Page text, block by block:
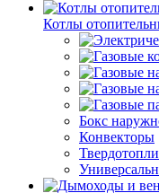
Котлы
Бокс
Конвекторы